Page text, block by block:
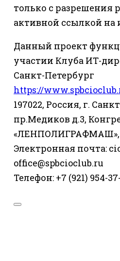
только с разрешения
активной ссылкой на
Данный проект
участии Клуба ИТ-
Санкт-Петербург
https://
197022, Россия, г.
пр.Медиков д.3,
«ЛЕНПОЛИГРАФМАШ»,
Электронная почта:
office@spbcioclub.ru
Телефон: +7 (921) 954-